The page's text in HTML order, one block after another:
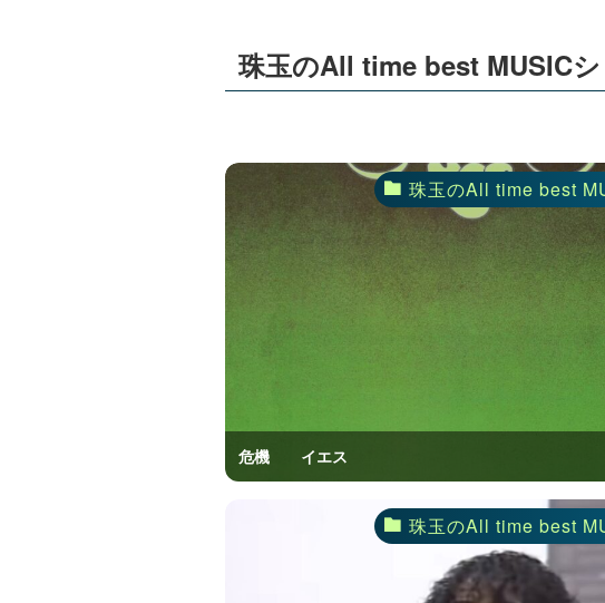
珠玉のAll time best MUSIC
珠玉のAll time best
危機 イエス
珠玉のAll time best